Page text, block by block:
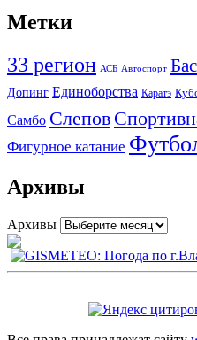
Метки
33 регион АСБ Автоспорт
Допинг Единоборства Каратэ
Самбо Слепов
Фигурное катание
Архивы
Архивы